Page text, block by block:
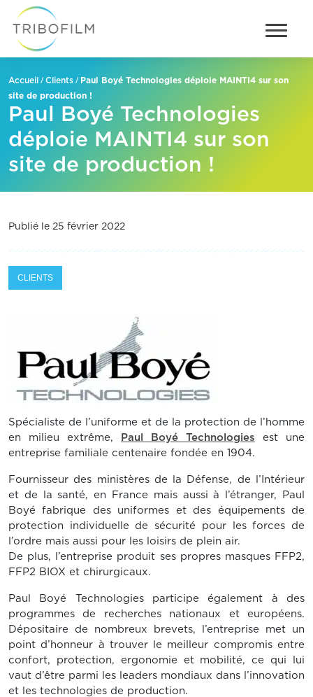
Accueil /Clients / Paul Boyé Technologies déploie MAINTI4 sur son
site de production !
Paul Boyé Technologies
déploie MAINTI4 sur son
site de production !
Publié le 25 février 2022
CLIENTS
Spécialiste de l’uniforme et de la protection de l’homme
en milieu extrême,
Paul Boyé Technologies est une
entreprise familiale centenaire fondée en 1904.
Fournisseur des ministères de la Défense, de l’Intérieur
et de la santé, en France mais aussi à l’étranger, Paul
Boyé fabrique des uniformes et des équipements de
protection individuelle de sécurité pour les forces de
l’ordre mais aussi pour les loisirs de plein air.
De plus, l’entreprise produit ses propres masques FFP2,
FFP2 BIOX et chirurgicaux.
Paul Boyé Technologies participe également à des
programmes de recherches nationaux et européens.
Dépositaire de nombreux brevets, l’entreprise met un
point d’honneur à trouver le meilleur compromis entre
confort, protection, ergonomie et mobilité, ce qui lui
vaut d’être parmi les leaders mondiaux dans l’innovation
et les technologies de production.